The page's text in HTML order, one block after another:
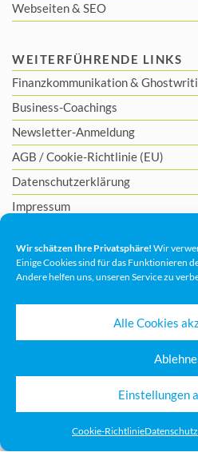
Wir schätzen Ihre Privatsphäre! Wir
Einige Cookies sind für das Funktionieren
Andere helfen uns, unseren Service zu
Alle Cookies
Einstellungen
Cookie-Richtlinie
Webseiten & SEO
WEITERFÜHRENDE LINKS
Finanzkommunikation&
Business-Coachings
Newsletter-Anmeldung
AGB /Cookie-Richtlinie (EU)
Datenschutzerklärung
Impressum